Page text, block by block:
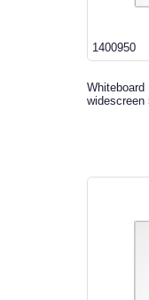
1400950
Whiteboard
widescreen